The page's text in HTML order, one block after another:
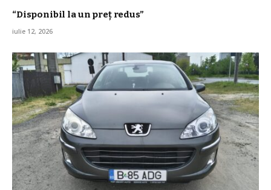
“Disponibil la un preț redus”
iulie 12, 2026